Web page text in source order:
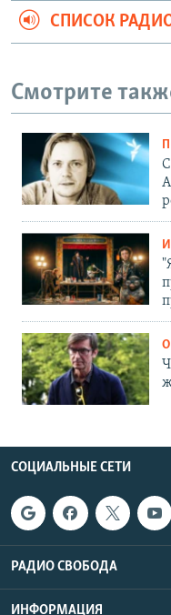
СПИСОК
Смотрите
СОЦИАЛЬНЫЕ СЕТИ
РАДИО СВОБОДА
ИНФОРМАЦИЯ